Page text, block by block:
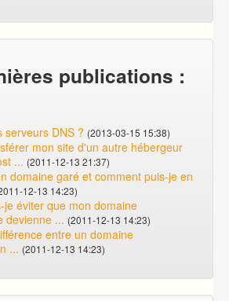
publications :
serveurs DNS ? (2013-03-15 15:38)
mon site d'un autre hébergeur
... (2011-12-13 21:37)
domaine garé et comment puis-je en
12-13 14:23)
je éviter que mon domaine
devienne ... (2011-12-13 14:23)
entre un domaine
... (2011-12-13 14:23)